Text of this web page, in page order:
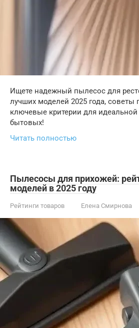
Ищете надежный пылесос для
лучших моделей 2025 года, советы
ключевые критерии для идеальной
бытовых!
Читать полностью
Пылесосы для прихожей:
моделей в 2025 году
Рейтинги товаров Елена Смирнова